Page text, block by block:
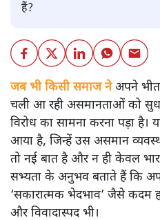
हैं?
जब भी किसी समाज नेअपने
चली आ रही असमानताओं को
विरोध का सामना करना पड़ा है।
आया है, जिन्हें उस असमान
तो नई बात है और न ही केवल
सभ्यता के अनुभव बताते हैं कि
‘सकारात्मक भेदभाव’ जैसे कदम
और विवादास्पद भी।